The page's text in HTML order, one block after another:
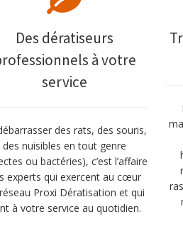
Des dératiseurs
à votre
service
des rats, des souris,
des nuisibles en tout genre
ou bactéries), c’est l’affaire
experts qui exercent au cœur
Proxi Dératisation et qui
à votre service au quotidien.